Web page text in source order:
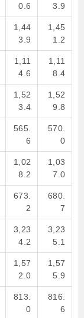
0.6
3.9
1,44
3.9
1,45
1.2
1,11
4.6
1,11
8.4
1,52
3.4
1,52
9.8
565.
6
570.
0
1,02
8.2
1,03
7.0
673.
2
680.
7
3,23
4.2
3,23
5.1
1,57
2.0
1,57
5.9
813.
0
816.
6